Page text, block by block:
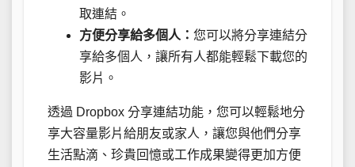
取連結。
方便分享給多個人： 您可以將分享連結分
享給多個人，讓所有人都能輕鬆下載您的
影片。
透過 Dropbox 分享連結功能，您可以輕鬆地分
享大容量影片給朋友或家人，讓您與他們分享
生活點滴、珍貴回憶或工作成果變得更加方便